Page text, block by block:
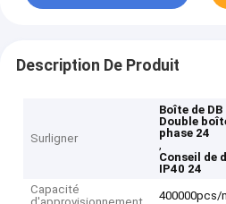
Description De Produit
Surligner
Boîte de
Double
phase 24
,
Conseil de
IP40 24
Capacité
400000pcs/